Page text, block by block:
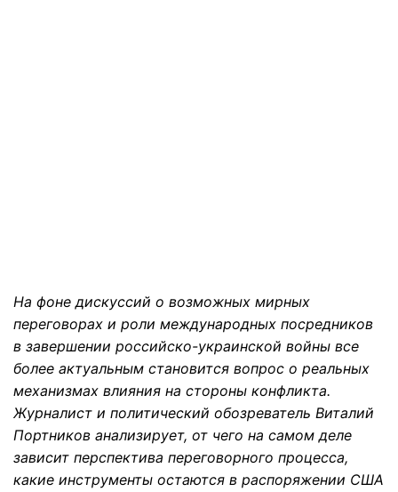
На фоне дискуссий о возможных мирных
переговорах и роли международных посредников
в завершении российско-украинской войны все
более актуальным становится вопрос о реальных
механизмах влияния на стороны конфликта.
Журналист и политический обозреватель Виталий
Портников анализирует, от чего на самом деле
зависит перспектива переговорного процесса,
какие инструменты остаются в распоряжении США